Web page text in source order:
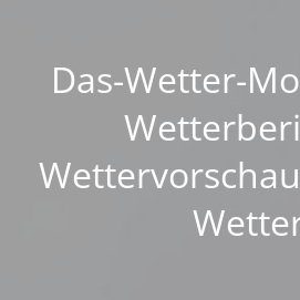
Das-Wetter-